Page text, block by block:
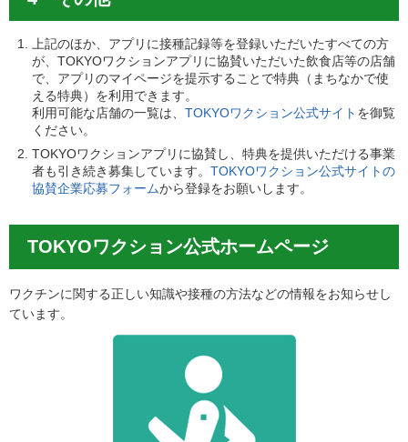
上記のほか、アプリに接種記録等を登録いただいたすべての方
が、TOKYOワクションアプリに協賛いただいた飲食店等の店舗
で、アプリのマイページを提示することで特典（まちなかで使
える特典）を利用できます。
利用可能な店舗の一覧は、TOKYOワクション公式サイト を御覧
ください。
TOKYOワクションアプリに協賛し、特典を提供いただける事業
者も引き続き募集しています。TOKYOワクション公式サイトの
協賛企業応募フォームから登録をお願いします。
TOKYOワクション公式ホームページ
ワクチンに関する正しい知識や接種の方法などの情報をお知らせし
ています。